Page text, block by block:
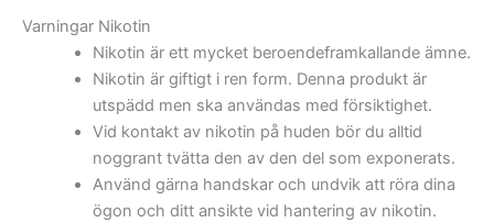
Varningar Nikotin
Nikotin är ett mycket beroendeframkallande ämne.
Nikotin är giftigt i ren form. Denna produkt är
utspädd men ska användas med försiktighet.
Vid kontakt av nikotin på huden bör du alltid
noggrant tvätta den av den del som exponerats.
Använd gärna handskar och undvik att röra dina
ögon och ditt ansikte vid hantering av nikotin.